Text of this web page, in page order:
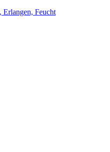
Feucht